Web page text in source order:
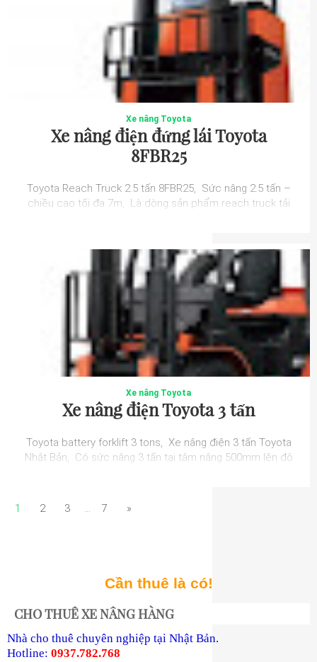
Xe nâng Toyota
Xe nâng điện đứng lái Toyota
8FBR25
Toyota Reach Truck 2.5 tấn 8FBR25, Sức nâng 2.5 tấn –
chiều cao tối đa 7m, Là dòng sản phẩm reach truck tải
Xe nâng Toyota
Xe nâng điện Toyota 3 tấn
Toyota battery forklift 3 tons, Xe nâng điện 3 tấn Toyota
Nhật Bản, Có sức nâng 3 tấn tại tâm nâng 500mm lên độ
1 2 3 ... 7 »
Cần thuê là có!
CHO THUÊ XE NÂNG HÀNG
Nhà cho thuê chuyên nghiệp tại Nhật Bản.
Hotline: 0937.782.768